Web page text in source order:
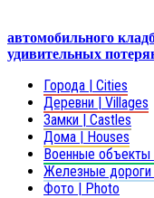
автомобильного
удивительных
Города | Cities
Деревни | Villages
Замки | Castles
Дома | Houses
Военные объекты
Железные дороги
Фото | Photo